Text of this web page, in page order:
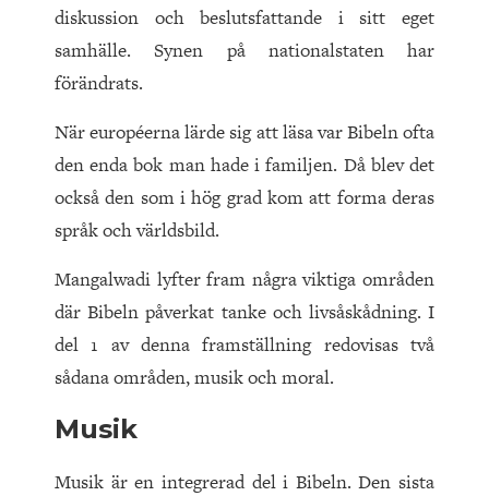
diskussion och beslutsfattande i sitt eget
samhälle. Synen på nationalstaten har
förändrats.
När européerna lärde sig att läsa var Bibeln ofta
den enda bok man hade i familjen. Då blev det
också den som i hög grad kom att forma deras
språk och världsbild.
Mangalwadi lyfter fram några viktiga områden
där Bibeln påverkat tanke och livsåskådning. I
del 1 av denna framställning redovisas två
sådana områden, musik och moral.
Musik
Musik är en integrerad del i Bibeln. Den sista